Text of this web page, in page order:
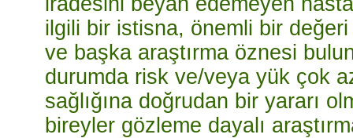
ilgili bir istisna, önemli bir
ve başka araştırma öznesi
durumda risk ve/veya yük çok
sağlığına doğrudan bir yararı
bireyler gözleme dayalı